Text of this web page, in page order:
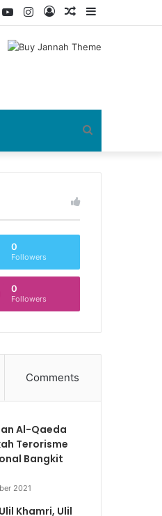
Random
Log
Instagram
YouTube
for
0
Followers
0
Followers
Comments
Al-Qaeda
Terorisme
Bangkit
2021
Khamri, Ulil